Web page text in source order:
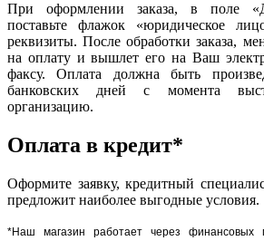
При оформлении заказа, в поле
поставьте флажок «юридическое
реквизиты. После обработки заказа,
на оплату и вышлет его на Ваш
факсу. Оплата должна быть
банковских дней с момента
организацию.
Оплата в кредит*
Оформите заявку, кредитный
предложит наиболее выгодные условия.
*Наш магазин работает через финансовых